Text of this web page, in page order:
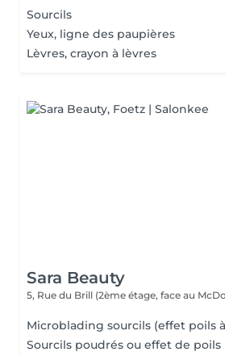
Sourcils
Yeux, ligne des paupières
Lèvres, crayon à lèvres
Sara Beauty
5, Rue du Brill (2ème étage, face au
Microblading sourcils (effet poils
Sourcils poudrés ou effet de poils